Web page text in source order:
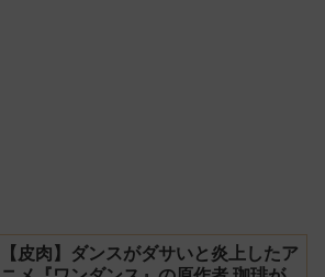
【皮肉】ダンスがダサいと炎上したア